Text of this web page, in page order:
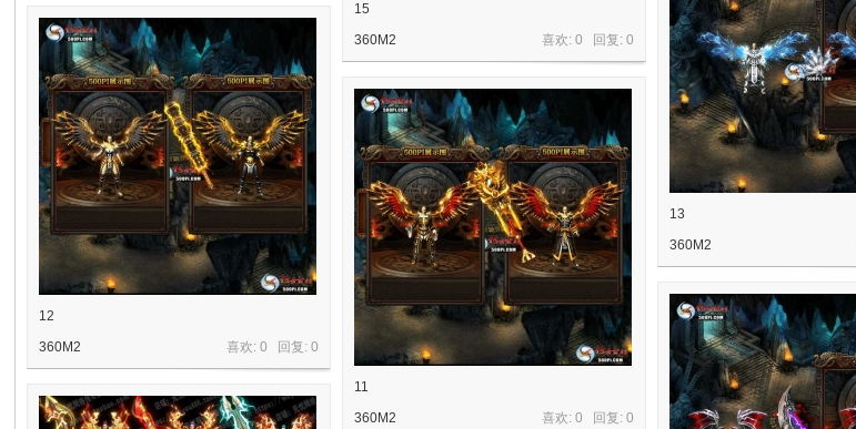
15
喜欢: 0 回复:0
360M2
13
360M2
12
喜欢: 0 回复:0
360M2
11
喜欢: 0 回复:0
360M2